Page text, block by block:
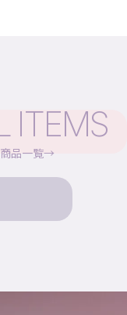
ITEMS
品一覧